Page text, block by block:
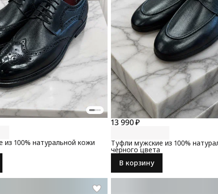
100% натуральной кожи
13 990 ₽
Туфли мужские из 100%
черного цвета
В корзину